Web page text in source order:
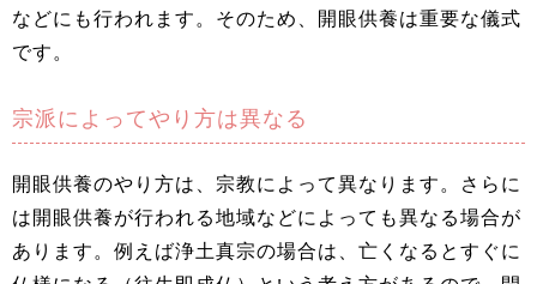
などにも行われます。そのため、開眼供養は重要な儀式
です。
宗派によってやり方は異なる
開眼供養のやり方は、宗教によって異なります。さらに
は開眼供養が行われる地域などによっても異なる場合が
あります。例えば浄土真宗の場合は、亡くなるとすぐに